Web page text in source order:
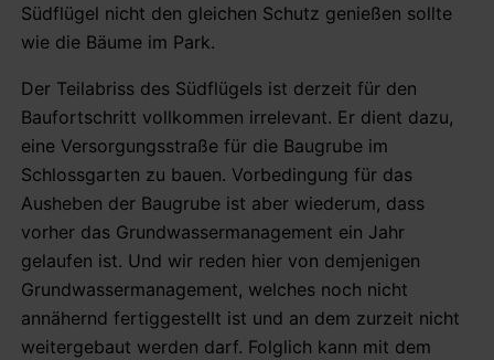
Südflügel nicht den gleichen Schutz genießen sollte
wie die Bäume im Park.
Der Teilabriss des Südflügels ist derzeit für den
Baufortschritt vollkommen irrelevant. Er dient dazu,
eine Versorgungsstraße für die Baugrube im
Schlossgarten zu bauen. Vorbedingung für das
Ausheben der Baugrube ist aber wiederum, dass
vorher das Grundwassermanagement ein Jahr
gelaufen ist. Und wir reden hier von demjenigen
Grundwassermanagement, welches noch nicht
annähernd fertiggestellt ist und an dem zurzeit nicht
weitergebaut werden darf. Folglich kann mit dem